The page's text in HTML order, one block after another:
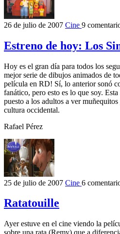
26 de julio de 2007 Cine 9
Estreno de hoy: Los
Hoy es el gran día para todos los
mejor serie de dibujos animados de
película en RD! Sí, lo anterior sonó
fanático, pero esto es lo que soy.
puesto a los adultos a ver
cultura occidental.
Rafael Pérez
25 de julio de 2007 Cine 6
Ratatouille
Ayer estuve en el cine viendo la